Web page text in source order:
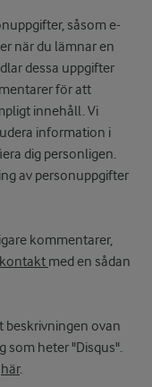
såsom e-
när du lämnar en
dessa uppgifter
för att
innehåll. Vi
information i
dig personligen.
av personuppgifter
kommentarer,
med en sådan
beskrivningen ovan
som heter "Disqus".
här.